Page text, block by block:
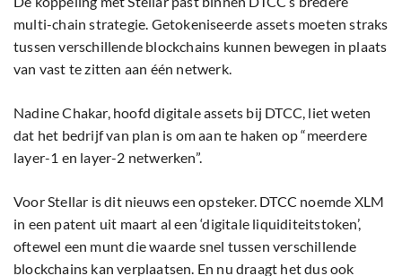
multi-chain strategie. Getokeniseerde assets moeten straks
tussen verschillende blockchains kunnen bewegen in plaats
van vast te zitten aan één netwerk.
Nadine Chakar, hoofd digitale assets bij DTCC, liet weten
dat het bedrijf van plan is om aan te haken op “meerdere
layer-1 en layer-2 netwerken”.
Voor Stellar is dit nieuws een opsteker. DTCC noemde XLM
in een patent uit maart al een ‘digitale liquiditeitstoken’,
oftewel een munt die waarde snel tussen verschillende
blockchains kan verplaatsen. En nu draagt het dus ook